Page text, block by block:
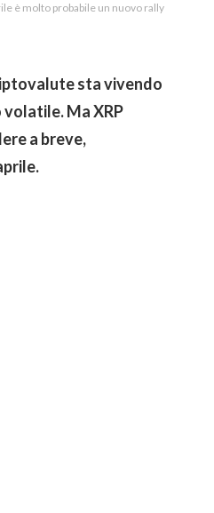
è molto probabile un nuovo rally
sta vivendo
Ma XRP
a breve,